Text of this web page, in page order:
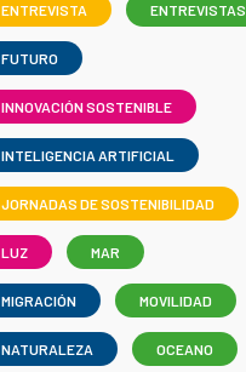
ENTREVISTA ENTREVISTAS
FUTURO
INNOVACIÓN SOSTENIBLE
INTELIGENCIA ARTIFICIAL
JORNADAS DE SOSTENIBILIDAD
LUZ MAR
MIGRACIÓN MOVILIDAD
NATURALEZA OCEANO